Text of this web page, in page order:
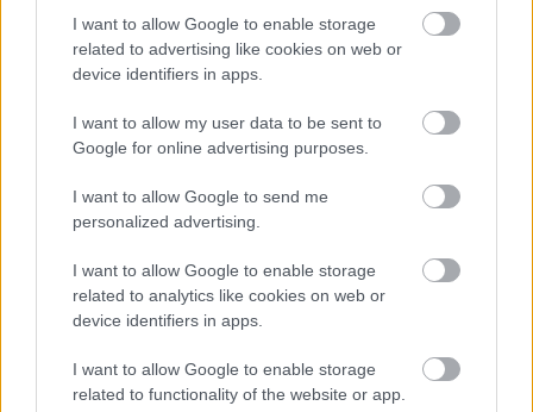
I want to allow Google to enable storage
related to advertising like cookies on web or
device identifiers in apps.
I want to allow my user data to be sent to
Google for online advertising purposes.
I want to allow Google to send me
personalized advertising.
I want to allow Google to enable storage
related to analytics like cookies on web or
device identifiers in apps.
I want to allow Google to enable storage
related to functionality of the website or app.
és a félig magyar keret is téma volt az
új klubvezetés és Grzelak
bemutatkozásán
Egy keddi, meghívásos médiaeseményen beszélt a
csapata jövőjéről és terveiről az Újpest FC elnöke,
lila-fehérek új vezetőedzője, a Fehérvártól érkezett
Bartosz Grzelak a Szusza Ferenc Stadion
sajtótermében.
Elolvasom
Itt állíthatod be, hogy a Csakfoci az elsők